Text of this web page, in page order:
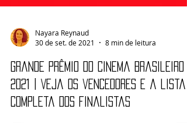
30 de set. de 2021
8 min de leitura
Grande Prêmio do Cinema Brasileiro
2021 | Veja os vencedores e a lista